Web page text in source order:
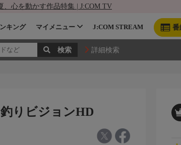
、心を動かす作品特集 | J:COM TV
番
キング マイメニュー J:COM STREAM
詳細検索
りビジョンHD